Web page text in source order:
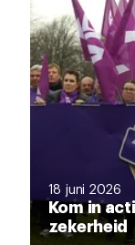
18 juni 2026
Kom in
zekerheid